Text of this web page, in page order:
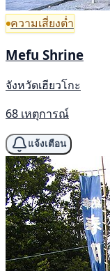
ความเสี่ยงต่ำ
Mefu Shrine
จังหวัดเฮียวโกะ
68 เหตุการณ์
แจ้งเตือน